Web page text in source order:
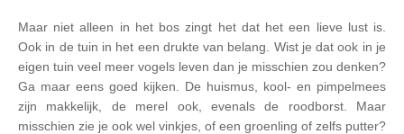
Maar niet alleen in het bos zingt het dat het een lieve lust is.
Ook in de tuin in het een drukte van belang. Wist je dat ook in je
eigen tuin veel meer vogels leven dan je misschien zou denken?
Ga maar eens goed kijken. De huismus, kool- en pimpelmees
zijn makkelijk, de merel ook, evenals de roodborst. Maar
misschien zie je ook wel vinkjes, of een groenling of zelfs putter?